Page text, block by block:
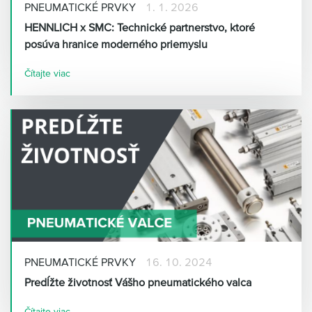
PNEUMATICKÉ PRVKY
1. 1. 2026
HENNLICH x SMC: Technické partnerstvo, ktoré
posúva hranice moderného priemyslu
Čítajte viac
PNEUMATICKÉ PRVKY
16. 10. 2024
Predĺžte životnosť Vášho pneumatického valca